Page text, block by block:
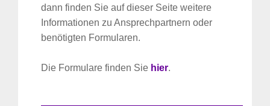
dann finden Sie auf dieser Seite weitere
Informationen zu Ansprechpartnern oder
benötigten Formularen.
Die Formulare finden Sie hier.